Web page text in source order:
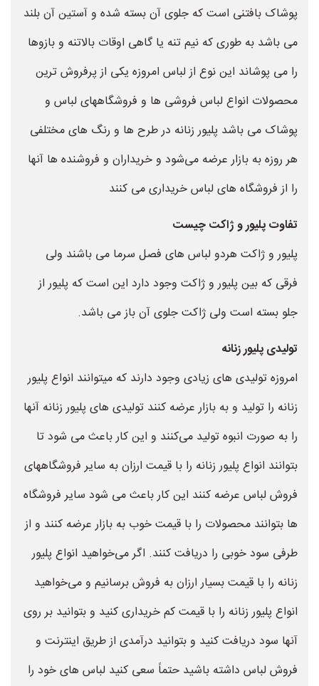
پوشاک بافتنی است که جلوی آن بسته شده و آستین آن بلند
می باشد به طوری که نیم تنه یا گاهی اوقات بالاتنه و بازوها
را می پوشاند این نوع از لباس امروزه یکی از پرفروش ترین
محصولات انواع لباس فروشی ها و فروشگاههای لباس و
پوشاک می باشد پلیور زنانه در طرح ها و رنگ های مختلفی
هر روزه به بازار عرضه می‌شود و خریداران و فروشنده ها آنها
را از فروشگاه های لباس خریداری می کنند
تفاوت پلیور و ژاکت چیست
پلیور و ژاکت هردو لباس های فصل سرما می باشند ولی
فرقی که بین پلیور و ژاکت وجود دارد این است که پلیور از
جلو بسته است ولی ژاکت جلوی آن باز می باشد.
تولیدی پلیور زنانه
امروزه تولیدی های زیادی وجود دارند که میتوانند انواع پلیور
زنانه را تولید و به بازار عرضه کنند تولیدی های پلیور زنانه آنها
را به صورت انبوه تولید می‌کنند و این کار باعث می شود تا
بتوانند انواع پلیور زنانه را با قیمت ارزان به سایر فروشگاههای
فروش لباس عرضه کنند این کار باعث می شود سایر فروشگاه
ها بتوانند محصولات را با قیمت خوب به بازار عرضه کنند و از
طرفی سود خوبی را دریافت کنند. اگر می‌خواهید انواع پلیور
زنانه را با قیمت بسیار ارزان به فروش برسانیم و می‌خواهید
انواع پلیور زنانه را با قیمت کم خریداری کنید و بتوانید بر روی
آنها سود دریافت کنید و بتوانید درآمدی از طریق اینترنت و
فروش لباس داشته باشید حتماً سعی کنید لباس های خود را